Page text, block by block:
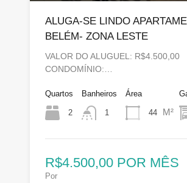
ALUGA-SE LINDO
BELÉM- ZONA LESTE
VALOR DO ALUGUEL: R$4.500,00
CONDOMÍNIO:…
Quartos
2
Banheiros
1
Área
44 M²
R$4.500,00 POR MÊS
Por